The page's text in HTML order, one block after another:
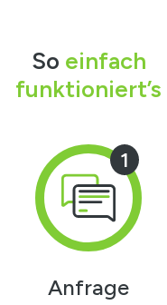
So einfach
funktioniert’s
1
Anfrage